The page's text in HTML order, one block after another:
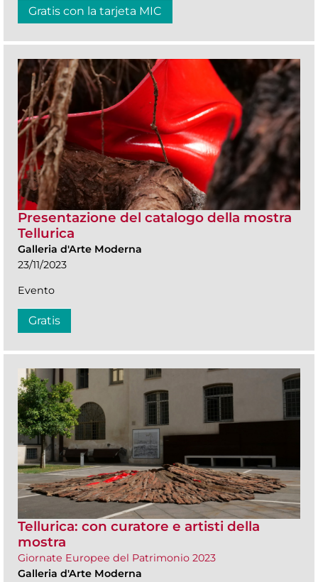
Gratis con la tarjeta MIC
Presentazione del catalogo della mostra
Tellurica
Galleria d'Arte Moderna
23/11/2023
Evento
Gratis
Tellurica: con curatore e artisti della
mostra
Giornate Europee del Patrimonio 2023
Galleria d'Arte Moderna